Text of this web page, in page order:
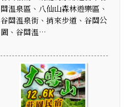
關溫泉區、八仙山森林遊樂區、
谷關溫泉街、捎來步道、谷關公
園、谷關溫…